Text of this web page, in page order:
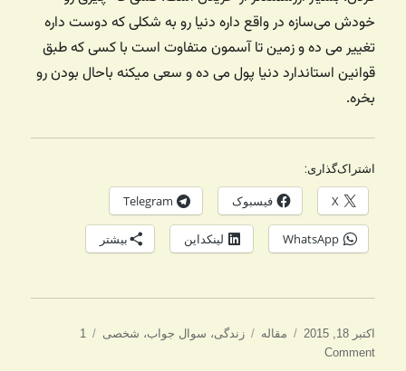
خودش می‌سازه در واقع داره دنیا رو به شکلی که دوست داره
تغییر می ده و زمین تا آسمون متفاوت است با کسی که طبق
قوانین استاندارد دنیا پول می ده و سعی میکنه باحال بودن رو
بخره.
اشتراک‌گذاری:
X فیسبوک Telegram
WhatsApp لینکداین بیشتر
ارسال
شده
اکتبر 18, 2015 دسته‌ها
مقاله برچسب‌ها
زندگی، سوال جواب، شخصی
1
Comment